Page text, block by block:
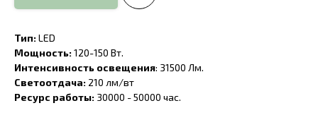
Тип:LED
Mощность:120-150 Вт.
Интенсивность освещения: 31500 Лм.
Светоотдача: 210 лм/вт
Ресурс работы: 30000 - 50000 час.